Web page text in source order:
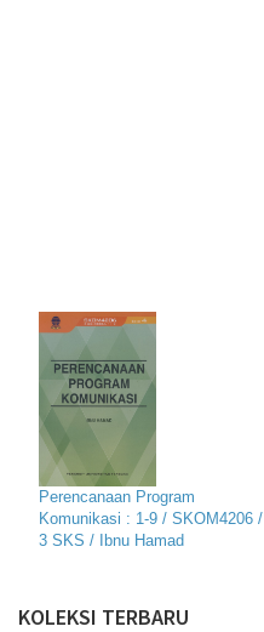
Perencanaan Program
Komunikasi : 1-9 / SKOM4206 /
3 SKS / Ibnu Hamad
KOLEKSI TERBARU